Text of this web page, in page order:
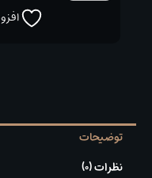
توضیحات
نظرات (0)